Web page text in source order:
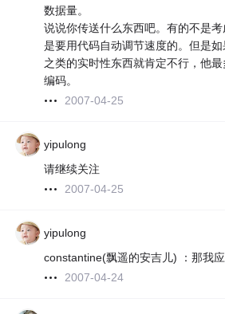
数据量。
说说你传送什么东西吧。有的不是
是要用代码自动调节速度的。但是
之类的实时性东西就肯定不行，他
编码。
2007-04-25
yipulong
请继续关注
2007-04-25
yipulong
constantine(飘遥的安吉儿) ：那我
2007-04-24